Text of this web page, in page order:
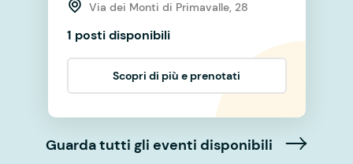
Via dei Monti di Primavalle, 28
1 posti disponibili
Scopri di più e prenotati
Guarda tutti gli eventi disponibili